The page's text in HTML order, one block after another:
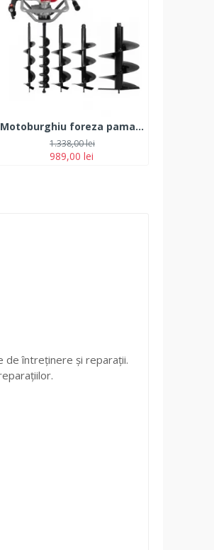
Motoburghiu foreza pamant, DDT 6 CP cu burghiu de 100/150/200/250/300 x 800 mm
989,00 lei
1.338,00 lei
de întreținere și reparații.